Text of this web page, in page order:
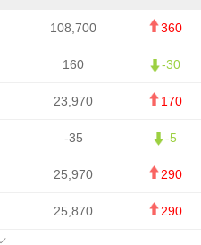
108,700 360
160 -30
23,970 170
-35 -5
25,970 290
25,870 290